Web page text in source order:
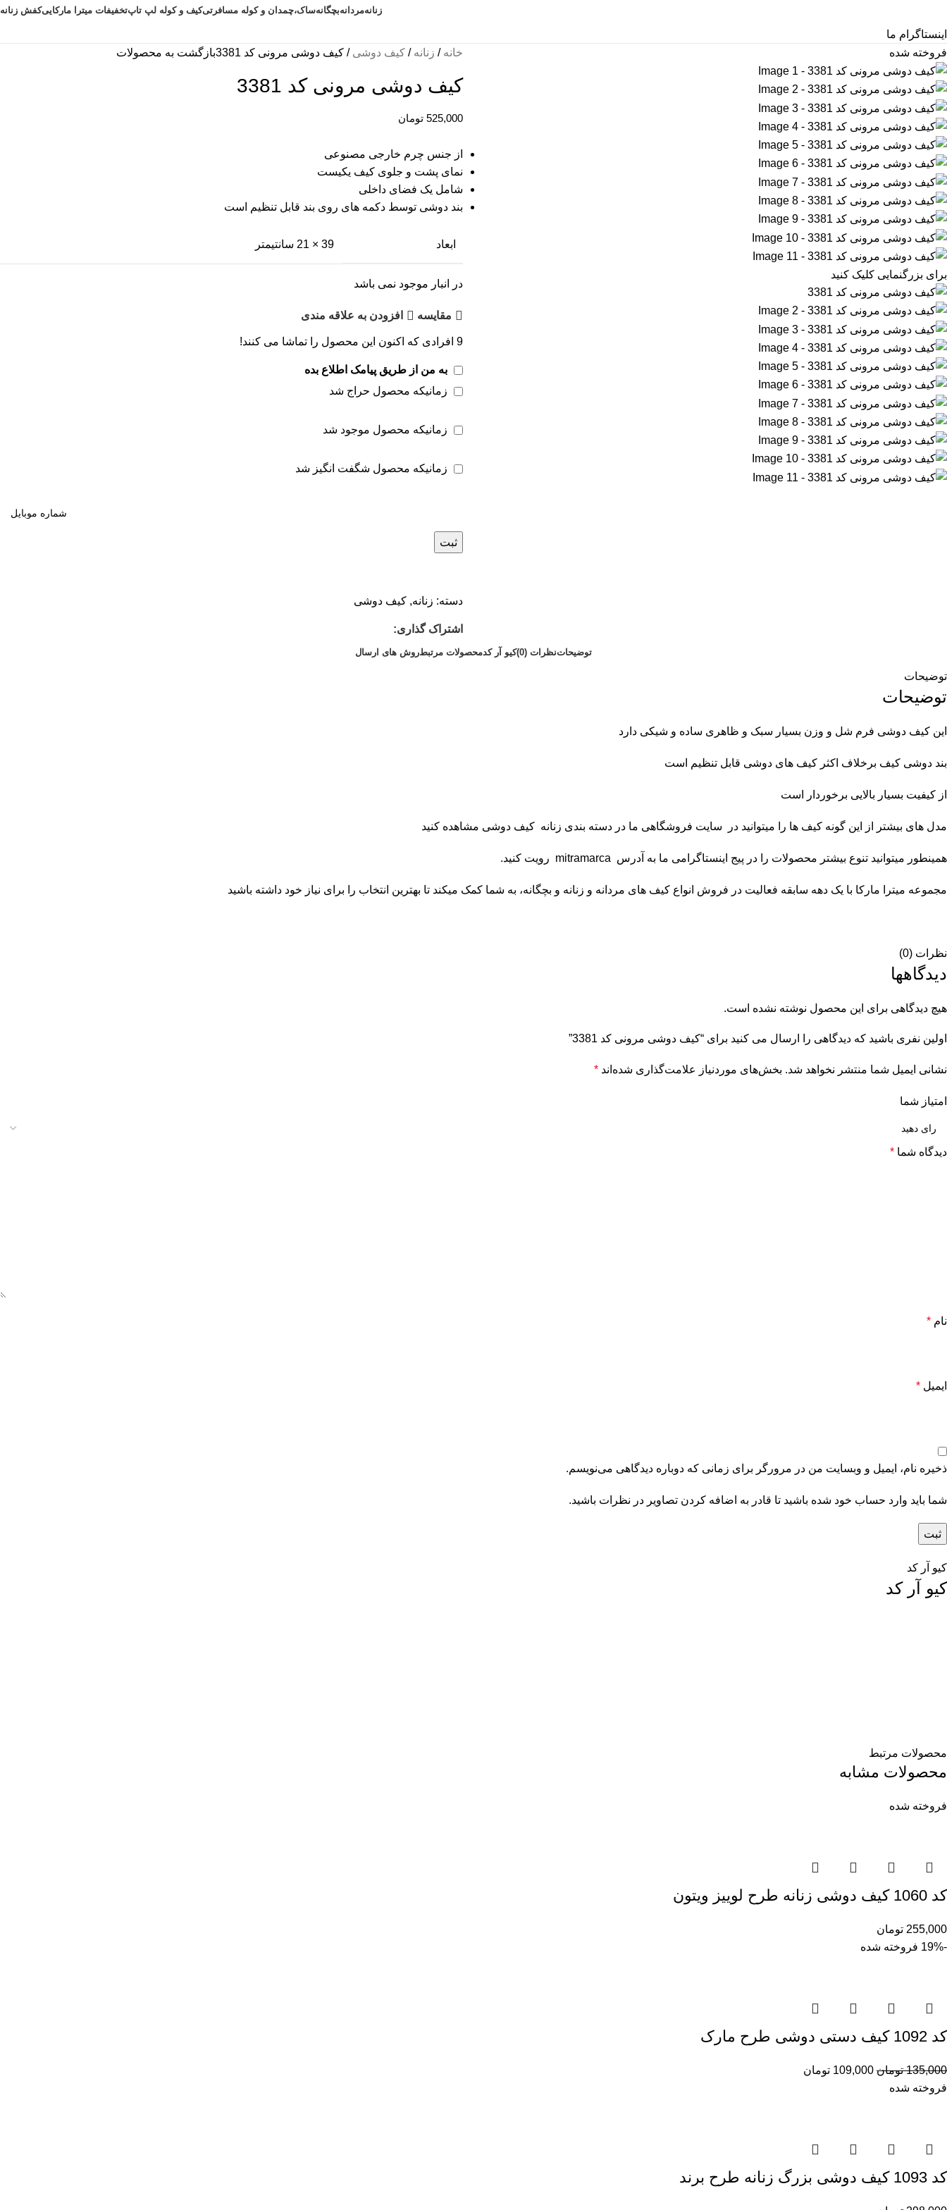
زنانهمردانهبچگانهساک،چمدان و کوله مسافرتیکیف و کوله لپ تاپتخفیفات میترا مارکاییکفش زنانه
اینستاگرام ما
فروخته شده
برای بزرگنمایی کلیک کنید
خانه زنانه کیف دوشی کیف دوشی مرونی کد 3381 بازگشت به محصولات
کیف دوشی مرونی کد 3381
525,000 تومان
از جنس چرم خارجی مصنوعی
نمای پشت و جلوی کیف یکیست
شامل یک فضای داخلی
بند دوشی توسط دکمه های روی بند قابل تنظیم است
ابعاد 39 × 21 سانتیمتر
در انبار موجود نمی باشد
مقايسه افزودن به علاقه مندی
9 افرادی که اکنون این محصول را تماشا می کنند!
به من از طریق پیامک اطلاع بده
زمانیکه محصول حراج شد
زمانیکه محصول موجود شد
زمانیکه محصول شگفت انگیز شد
ثبت
دسته: زنانه, کیف دوشی
اشتراک گذاری:
توضیحاتنظرات (0) کیو آر کدمحصولات مرتبطروش های ارسال
توضیحات
توضیحات
این کیف دوشی فرم شل و وزن بسیار سبک و ظاهری ساده و شیکی دارد
بند دوشی کیف برخلاف اکثر کیف های دوشی قابل تنظیم است
از کیفیت بسیار بالایی برخوردار است
مدل های بیشتر از این گونه کیف ها را میتوانید در سایت فروشگاهی ما در دسته بندی زنانه کیف دوشی مشاهده کنید
همینطور میتوانید تنوع بیشتر محصولات را در پیج اینستاگرامی ما به آدرس mitramarca رویت کنید.
مجموعه میترا مارکا با یک دهه سابقه فعالیت در فروش انواع کیف های مردانه و زنانه و بچگانه، به شما کمک میکند تا بهترین انتخاب را برای نیاز خود داشته باشید
نظرات (0)
دیدگاهها
هیچ دیدگاهی برای این محصول نوشته نشده است.
اولین نفری باشید که دیدگاهی را ارسال می کنید برای “کیف دوشی مرونی کد 3381”
نشانی ایمیل شما منتشر نخواهد شد. بخش‌های موردنیاز علامت‌گذاری شده‌اند *
امتیاز شما
دیدگاه شما *
نام *
ایمیل *
ذخیره نام، ایمیل و وبسایت من در مرورگر برای زمانی که دوباره دیدگاهی می‌نویسم.
شما باید وارد حساب خود شده باشید تا قادر به اضافه کردن تصاویر در نظرات باشید.
کیو آر کد
کیو آر کد
محصولات مرتبط
محصولات مشابه
فروخته شده
کد 1060 کیف دوشی زنانه طرح لوییز ویتون
255,000 تومان
-19%
فروخته شده
کد 1092 کیف دستی دوشی طرح مارک
135,000 تومان 109,000 تومان
فروخته شده
کد 1093 کیف دوشی بزرگ زنانه طرح برند